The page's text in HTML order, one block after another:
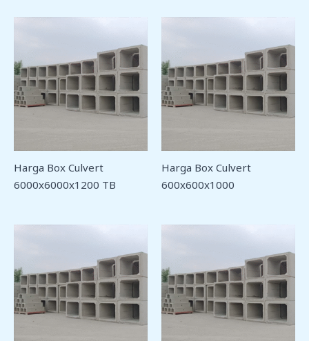
Harga Box Culvert
6000x6000x1200 TB
Harga Box Culvert
600x600x1000